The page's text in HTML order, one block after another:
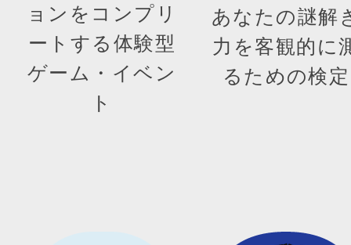
ョンをコンプリ
ートする体験型
ゲーム・イベン
ト
あなたの謎解
力を客観的に
るための検定